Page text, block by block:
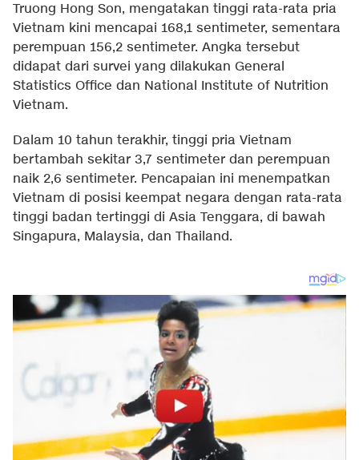
Truong Hong Son, mengatakan tinggi rata-rata pria
Vietnam kini mencapai 168,1 sentimeter, sementara
perempuan 156,2 sentimeter. Angka tersebut
didapat dari survei yang dilakukan General
Statistics Office dan National Institute of Nutrition
Vietnam.
Dalam 10 tahun terakhir, tinggi pria Vietnam
bertambah sekitar 3,7 sentimeter dan perempuan
naik 2,6 sentimeter. Pencapaian ini menempatkan
Vietnam di posisi keempat negara dengan rata-rata
tinggi badan tertinggi di Asia Tenggara, di bawah
Singapura, Malaysia, dan Thailand.